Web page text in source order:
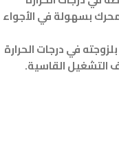
بسهولة في الأجواء
بلزوجته في درجات الحرارة
التشغيل القاسية.